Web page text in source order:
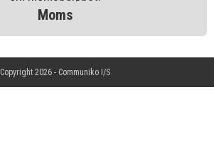
Moms
Copyright 2026 - Communiko I/S